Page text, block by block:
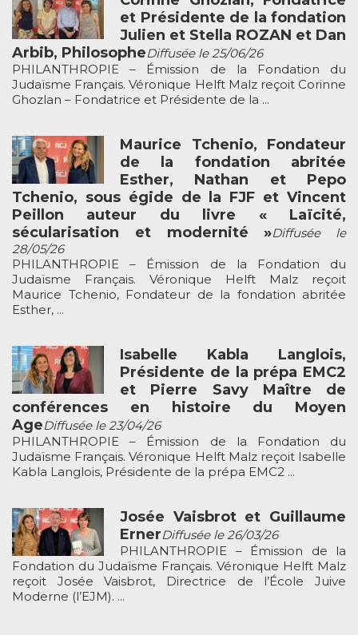
et Présidente de la fondation
Julien et Stella ROZAN et Dan
Arbib, PhilosopheDiffusée le 25/06/26
PHILANTHROPIE – Émission de la Fondation du
Judaïsme Français. Véronique Helft Malz reçoit Corinne
Ghozlan – Fondatrice et Présidente de la ...
Maurice Tchenio, Fondateur
de la fondation abritée
Esther, Nathan et Pepo
Tchenio, sous égide de la FJF et Vincent
Peillon auteur du livre « Laïcité,
sécularisation et modernité »Diffusée le
28/05/26
PHILANTHROPIE – Émission de la Fondation du
Judaïsme Français. Véronique Helft Malz reçoit
Maurice Tchenio, Fondateur de la fondation abritée
Esther, ...
Isabelle Kabla Langlois,
Présidente de la prépa EMC2
et Pierre Savy Maître de
conférences en histoire du Moyen
AgeDiffusée le 23/04/26
PHILANTHROPIE – Émission de la Fondation du
Judaïsme Français. Véronique Helft Malz reçoit Isabelle
Kabla Langlois, Présidente de la prépa EMC2 ...
Josée Vaisbrot et Guillaume
ErnerDiffusée le 26/03/26
PHILANTHROPIE – Émission de la
Fondation du Judaïsme Français. Véronique Helft Malz
reçoit Josée Vaisbrot, Directrice de l’École Juive
Moderne (l’EJM). ...